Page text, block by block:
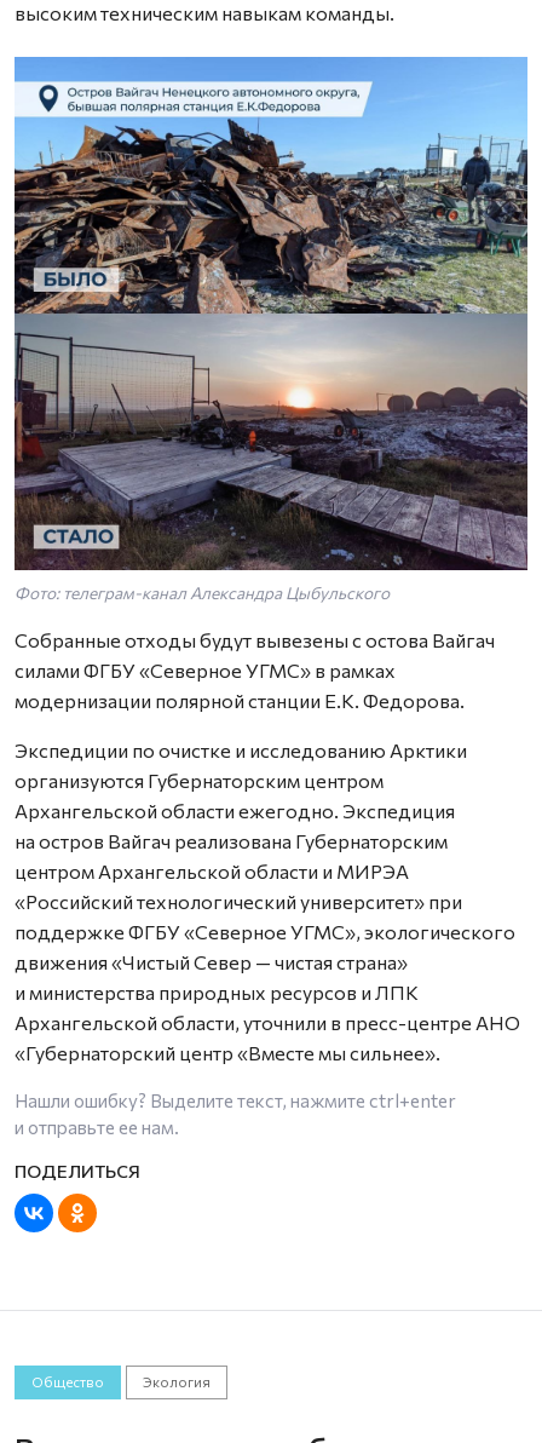
высоким техническим навыкам команды.
Фото: телеграм-канал Александра Цыбульского
Собранные отходы будут вывезены с остова Вайгач
силами ФГБУ «Северное УГМС» в рамках
модернизации полярной станции Е.К. Федорова.
Экспедиции по очистке и исследованию Арктики
организуются Губернаторским центром
Архангельской области ежегодно. Экспедиция
на остров Вайгач реализована Губернаторским
центром Архангельской области и МИРЭА
«Российский технологический университет» при
поддержке ФГБУ «Северное УГМС», экологического
движения «Чистый Север — чистая страна»
и министерства природных ресурсов и ЛПК
Архангельской области, уточнили в пресс-центре АНО
«Губернаторский центр «Вместе мы сильнее».
Нашли ошибку? Выделите текст, нажмите ctrl+enter
и отправьте ее нам.
Общество Экология